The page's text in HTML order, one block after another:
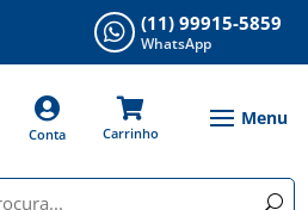
 (11) 99915-5859
WhatsApp

Conta

Carrinho